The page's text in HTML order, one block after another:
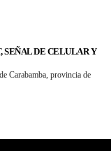
SEÑAL DE CELULAR Y
Carabamba, provincia de